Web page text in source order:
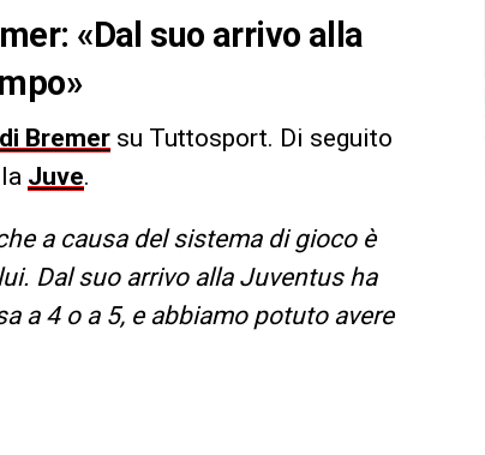
«Dal suo arrivo alla
Bremer su Tuttosport. Di seguito
Juve.
a causa del sistema di gioco è
Dal suo arrivo alla Juventus ha
a 4 o a 5, e abbiamo potuto avere